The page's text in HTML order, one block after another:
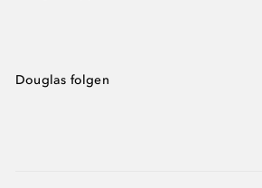
Douglas folgen